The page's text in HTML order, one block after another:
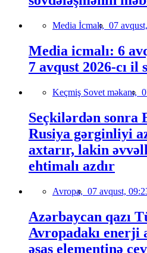
Media İcmalı, 07
Media icmalı: 6
7 avqust 2026-cı il
Keçmiş Sovet məkanı,
Seçkilərdən sonra
Rusiya gərginliyi
axtarır, lakin
ehtimalı azdır
Avropa, 07 avqust,
Azərbaycan qazı
Avropadakı enerji
əsas elementinə